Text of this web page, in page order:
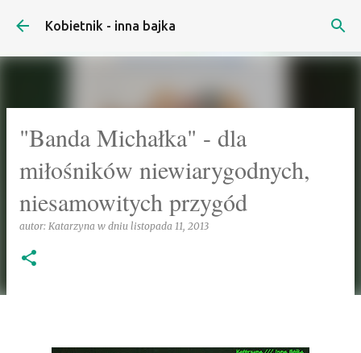
Przejdź do głównej zawartości
Kobietnik - inna bajka
"Banda Michałka" - dla
miłośników niewiarygodnych,
niesamowitych przygód
autor: Katarzyna w dniu listopada 11, 2013